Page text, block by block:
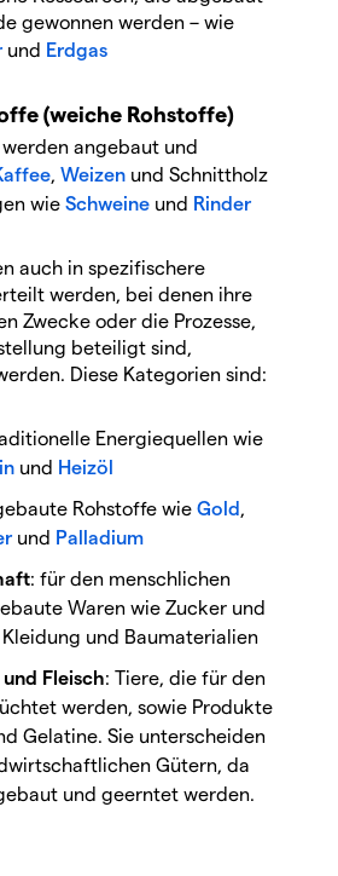
gewonnen werden – wie
und Erdgas
(weiche Rohstoffe)
angebaut und
, Weizen und Schnittholz
wie Schweine und Rinder
auch in spezifischere
werden, bei denen ihre
Zwecke oder die Prozesse,
beteiligt sind,
Diese Kategorien sind:
Energiequellen wie
und Heizöl
Rohstoffe wie Gold,
und Palladium
: für den menschlichen
Waren wie Zucker und
und Baumaterialien
Fleisch: Tiere, die für den
werden, sowie Produkte
Gelatine. Sie unterscheiden
Gütern, da
und geerntet werden.